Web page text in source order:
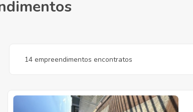
14 empreendimentos encontratos